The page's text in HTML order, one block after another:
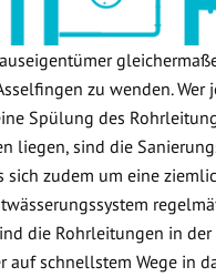
zu wenden.
Spülung des
liegen, sind die
zudem um eine
die Rohrleitungen in der
schnellstem Wege in